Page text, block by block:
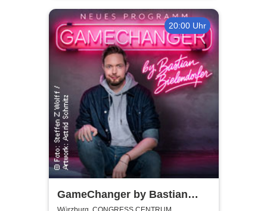
20:00 Uhr
GameChanger by Bastian